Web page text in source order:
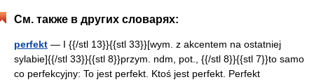
См. также в других словарях:
perfekt — I {{/stl 13}}{{stl 33}}[wym. z akcentem na ostatniej
sylabie]{{/stl 33}}{{stl 8}}przym. ndm, pot., {{/stl 8}}{{stl 7}}to samo
co perfekcyjny: To jest perfekt. Ktoś jest perfekt. Perfekt